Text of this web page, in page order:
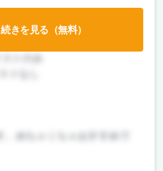
続きを見る（無料）